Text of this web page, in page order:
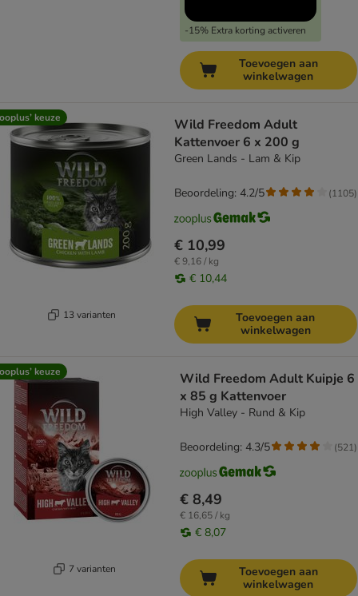
-15% Extra korting activeren
Toevoegen aan
winkelwagen
keuze
13 varianten
Wild Freedom Adult
Kattenvoer 6 x 200 g
Green Lands - Lam & Kip
€ 10,99
€ 9,16 / kg
€ 10,44
Beoordeling: 4.2/5 (1105)
Toevoegen aan
winkelwagen
keuze
7 varianten
Wild Freedom Adult Kuipje 6
x 85 g Kattenvoer
High Valley - Rund & Kip
€ 8,49
€ 16,65 / kg
€ 8,07
Beoordeling: 4.3/5 (521)
Toevoegen aan
winkelwagen